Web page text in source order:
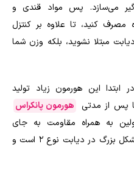
می‌سازد. پس مواد قندی و
مصرف کنید، تا علاوه بر کنتزل
مبتلا نشوید، بلکه وزن شما
ابتدا این هورمون زیاد تولید
پس از مدتی
هورمون‌ پانکراس
به همراه مقاومت به جای
می‌ماند. مقاومت به انسولین یک مشکل بزرگ در دیابت نوع 2 است و